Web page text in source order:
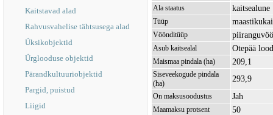
Kaitstavad alad
Rahvusvahelise tähtsusega alad
Üksikobjektid
Ürglooduse objektid
Pärandkultuuriobjektid
Pargid, puistud
Liigid
Ala staatus kaitsealune
Tüüp
Vöönditüüp
Asub kaitsealal Otepää
Maismaa pindala (ha) 209,1
Siseveekogude pindala
(ha)
293,9
On maksusoodustus Jah
Maamaksu protsent 50